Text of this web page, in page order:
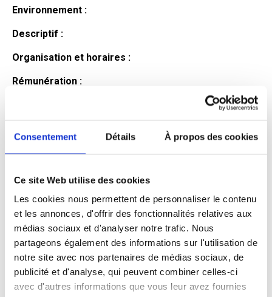
Consentement Détails À propos des cookies
Ce site Web utilise des cookies
Les cookies nous permettent de personnaliser le contenu
et les annonces, d'offrir des fonctionnalités relatives aux
médias sociaux et d'analyser notre trafic. Nous
partageons également des informations sur l'utilisation de
notre site avec nos partenaires de médias sociaux, de
publicité et d'analyse, qui peuvent combiner celles-ci
avec d'autres informations que vous leur avez fournies
Environnement :
Descriptif :
Organisation et horaires :
Rémunération :
Profil du
candidat
Qualifications et diplômes :
Profil recherché :